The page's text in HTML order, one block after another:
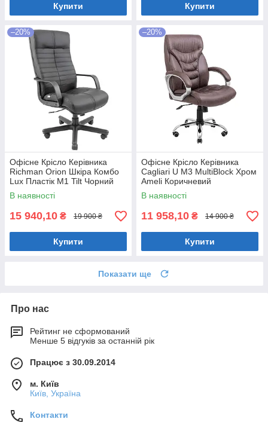
Купити Купити
–20%
Офісне Крісло Керівника
Richman Orion Шкіра Комбо
Lux Пластік М1 Tilt Чорний
В наявності
15 940,10 ₴ 19 900 ₴
Купити
–20%
Офісне Крісло Керівника
Cagliari U М3 MultiBlock Хром
Ameli Коричневий
В наявності
11 958,10 ₴ 14 900 ₴
Купити
Показати ще
Про нас
Рейтинг не сформований
Менше 5 відгуків за останній рік
Працює з 30.09.2014
м. Київ
Київ, Україна
Контакти